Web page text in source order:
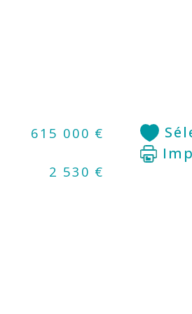
Le
615 000 €
2 530 €